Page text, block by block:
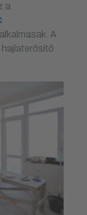
a
A
hajlaterősítő